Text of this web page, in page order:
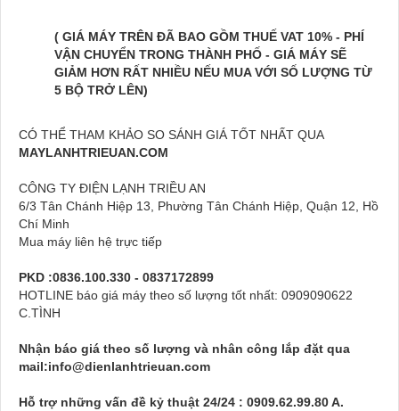
( GIÁ MÁY TRÊN ĐÃ BAO GỒM THUẾ VAT 10% - PHÍ
VẬN CHUYỂN TRONG THÀNH PHỐ - GIÁ MÁY SẼ
GIẢM HƠN RẤT NHIỀU NẾU MUA VỚI SỐ LƯỢNG TỪ
5 BỘ TRỞ LÊN)
CÓ THỂ THAM KHẢO SO SÁNH GIÁ TỐT NHẤT QUA
MAYLANHTRIEUAN.COM
CÔNG TY ĐIỆN LẠNH TRIỀU AN
6/3 Tân Chánh Hiệp 13, Phường Tân Chánh Hiệp, Quận 12, Hồ
Chí Minh
Mua máy liên hệ trực tiếp
PKD :0836.100.330 - 0837172899
HOTLINE báo giá máy theo số lượng tốt nhất: 0909090622
C.TÌNH
Nhận báo giá theo số lượng và nhân công lắp đặt qua
mail:info@dienlanhtrieuan.com
Hỗ trợ những vấn đề kỷ thuật 24/24 : 0909.62.99.80 A.